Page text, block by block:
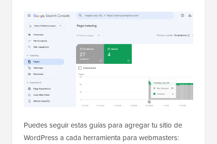
Puedes seguir estas guías para agregar tu sitio de
WordPress a cada herramienta para webmasters: